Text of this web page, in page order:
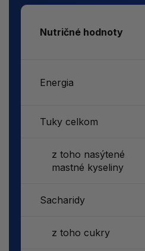
Nutričné hodnoty
Energia
Tuky celkom
z toho nasýtené
mastné kyseliny
Sacharidy
z toho cukry